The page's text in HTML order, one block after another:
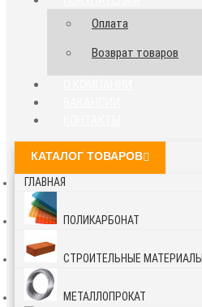
Оплата
Возврат товаров
КАТАЛОГ ТОВАРОВ
ГЛАВНАЯ
ПОЛИКАРБОНАТ
СТРОИТЕЛЬНЫЕ МАТЕРИАЛЫ
МЕТАЛЛОПРОКАТ